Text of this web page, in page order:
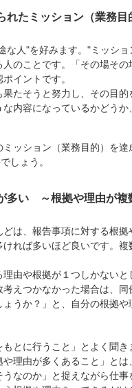
れたミッション（業務目
な人"を好みます。"ミッシ
のことです。「その場そ
イントです。
果たそうと努力し、その目
内容になっているかどうか
ッション（業務目的）を
しょう。
多い ～根拠や理由が複
は、報告事項に対する根拠
れば多いほど良いです。
由や根拠が１つしかない
えつかなかった場合は、
ょうか？」と、自分の根拠
もとに行うこと」とよく聞
理由が多くあること」と
なのか」と捉えながら仕事